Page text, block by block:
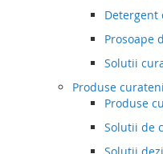
Detergent
Prosoape
Solutii
Produse
Produse
Solutii de